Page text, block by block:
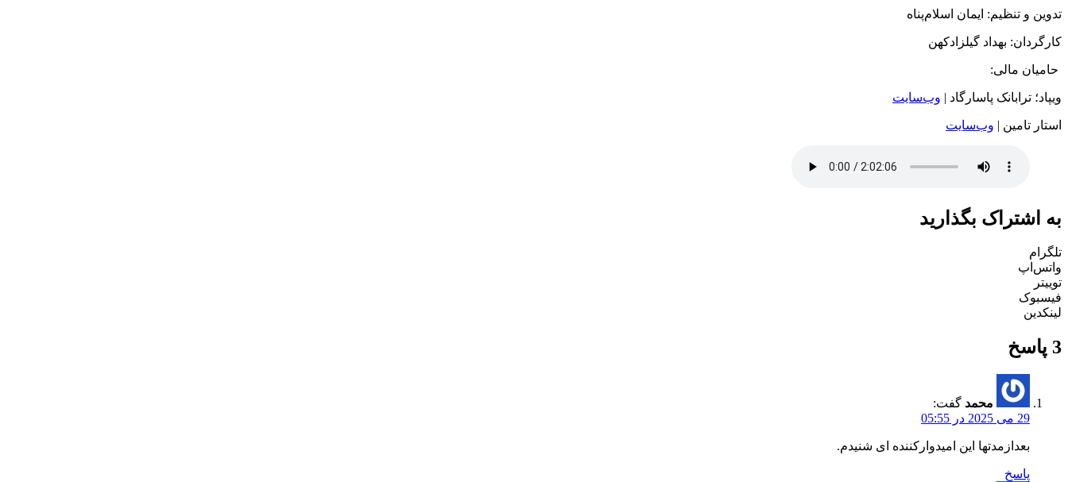
تدوین و تنظیم: ایمان اسلام‌پناه
کارگردان: بهداد گیلزادکهن
حامیان مالی:
ویپاد؛ ترابانک پاسارگاد | وب‌سایت
استار تامین | وب‌سایت
به اشتراک بگذارید
تلگرام
واتس‌اپ
توییتر
فیسبوک
لینکدین
3 پاسخ
محمد گفت:
29 می 2025 در 05:55
بعدازمدتها این امیدوارکننده ای شنیدم.
پاسخ